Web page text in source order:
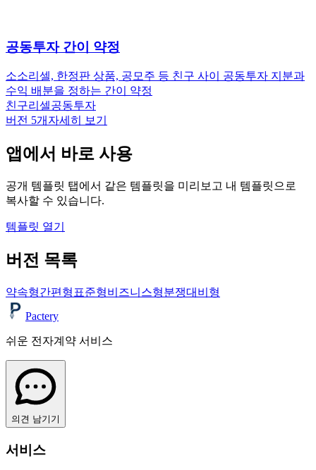
공동투자 간이 약정
소소리셀, 한정판 상품, 공모주 등 친구 사이 공동투자 지분과
수익 배분을 정하는 간이 약정
친구리셀공동투자
버전 5개 자세히 보기
앱에서 바로 사용
공개 템플릿 탭에서 같은 템플릿을 미리보고 내 템플릿으로
복사할 수 있습니다.
템플릿 열기
버전 목록
약속형간편형 표준형비즈니스형분쟁대비형
Pactery
쉬운 전자계약 서비스
의견 남기기
서비스